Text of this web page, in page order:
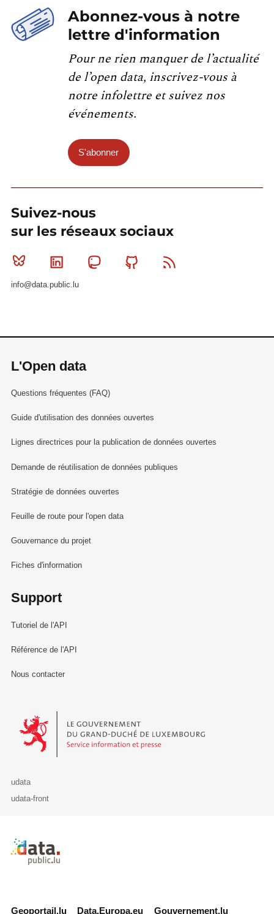
Abonnez-vous à notre
lettre d'information
Pour ne rien manquer de l’actualité
de l’open data, inscrivez-vous à
notre infolettre et suivez nos
événements.
S'abonner
Suivez-nous
sur les réseaux sociaux
Bluesky Linkedin MastodonGithub
info@data.public.lu
L'Open data
Questions fréquentes (FAQ)
Guide d'utilisation des données ouvertes
Lignes directrices pour la publication de données ouvertes
Demande de réutilisation de données publiques
Stratégie de données ouvertes
Feuille de route pour l'open data
Gouvernance du projet
Fiches d'information
Support
Tutoriel de l'API
Référence de l'API
Nous contacter
Le Gouvernement du Grand-Duché de Luxembourg - Service
udata
udata-front
Retour à l'accueil de data.public.lu
Geoportail.lu Data.Europa.eu Gouvernement.lu